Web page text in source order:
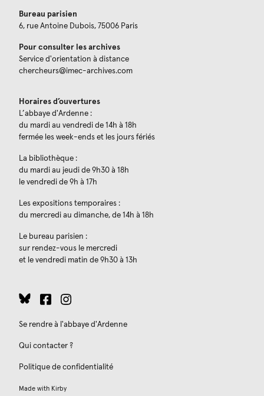
Bureau parisien
6, rue Antoine Dubois, 75006 Paris
Pour consulter les archives
Service d'orientation à distance
chercheurs@imec-archives.com
Horaires d’ouvertures
L’abbaye d'Ardenne :
du mardi au vendredi de 14h à 18h
fermée les week-ends et les jours fériés
La bibliothèque :
du mardi au jeudi de 9h30 à 18h
le vendredi de 9h à 17h
Les expositions temporaires :
du mercredi au dimanche, de 14h à 18h
Le bureau parisien :
sur rendez-vous le mercredi
et le vendredi matin de 9h30 à 13h
Se rendre à l'abbaye d'Ardenne
Qui contacter ?
Politique de confidentialité
Made with Kirby